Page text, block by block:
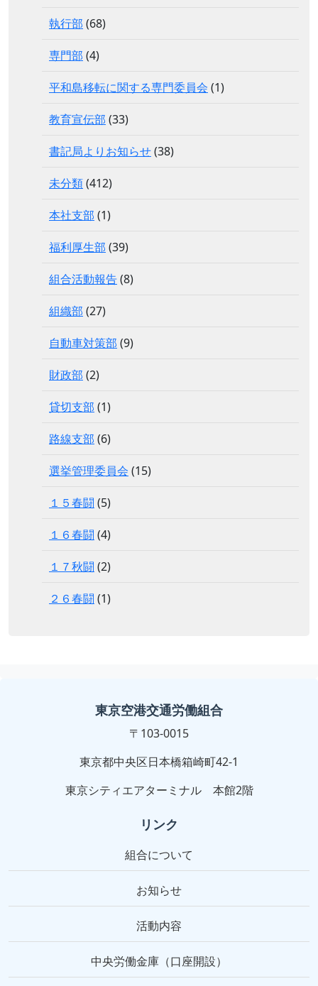
執行部 (68)
専門部 (4)
平和島移転に関する専門委員会 (1)
教育宣伝部 (33)
書記局よりお知らせ(38)
未分類(412)
本社支部 (1)
福利厚生部 (39)
組合活動報告(8)
組織部 (27)
自動車対策部 (9)
財政部 (2)
貸切支部 (1)
路線支部 (6)
選挙管理委員会 (15)
１５春闘 (5)
１６春闘 (4)
１７秋闘 (2)
２６春闘 (1)
東京空港交通労働組合
〒103-0015
東京都中央区日本橋箱崎町42-1
東京シティエアターミナル 本館2階
リンク
組合について
お知らせ
活動内容
中央労働金庫（口座開設）